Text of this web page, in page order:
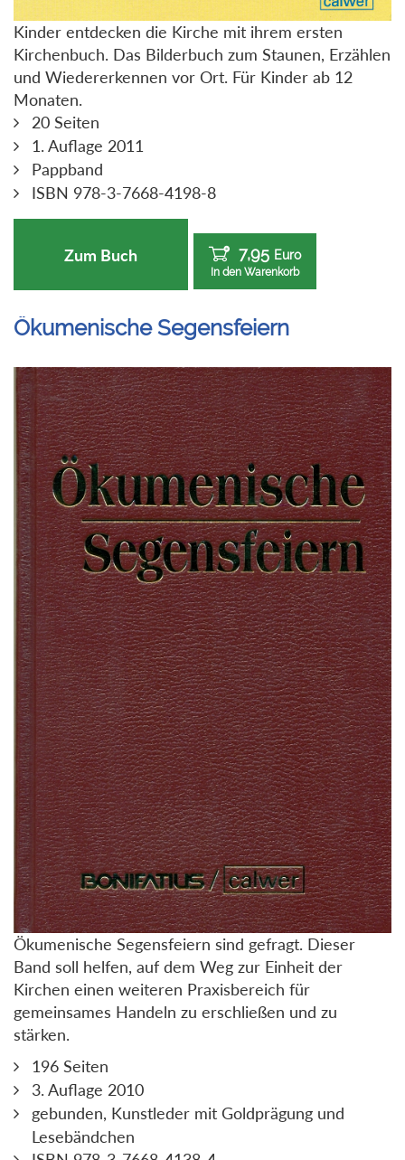
Kinder entdecken die Kirche mit ihrem ersten
Kirchenbuch. Das Bilderbuch zum Staunen, Erzählen
und Wiedererkennen vor Ort. Für Kinder ab 12
Monaten.
20 Seiten
1. Auflage 2011
Pappband
ISBN 978-3-7668-4198-8
Zum Buch 7,95 Euro
In den Warenkorb
Ökumenische Segensfeiern
Ökumenische Segensfeiern sind gefragt. Dieser
Band soll helfen, auf dem Weg zur Einheit der
Kirchen einen weiteren Praxisbereich für
gemeinsames Handeln zu erschließen und zu
stärken.
196 Seiten
3. Auflage 2010
gebunden, Kunstleder mit Goldprägung und
Lesebändchen